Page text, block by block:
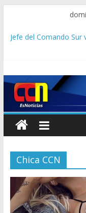
Jefe del Comando
Detienen a “El Yiyo”
taxi
Lo que se sabe de los
detenidos en las
Corpoelec apuesta
Chica CCN